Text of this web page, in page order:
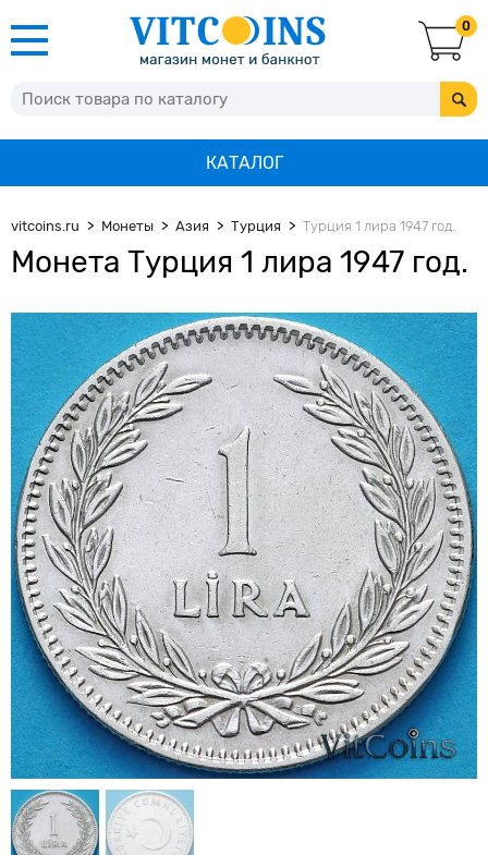
0
КАТАЛОГ
vitcoins.ru Монеты Азия Турция Турция 1 лира 1947 год.
Монета Турция 1 лира 1947 год.